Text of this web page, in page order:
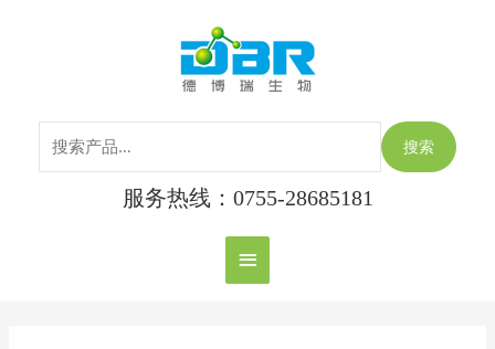
主
菜
单
搜索
服务热线：0755-28685181